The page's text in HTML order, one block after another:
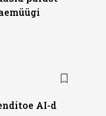
AI-d